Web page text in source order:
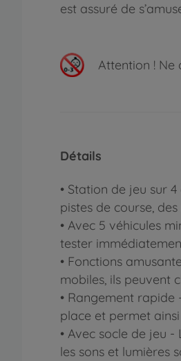
est assuré de
Attention ! Ne
Détails
• Station de jeu sur
pistes de course,
• Avec 5 véhicules
tester
• Fonctions
mobiles, ils peuvent
• Rangement
place et permet
• Avec socle de jeu
les sons et lumières